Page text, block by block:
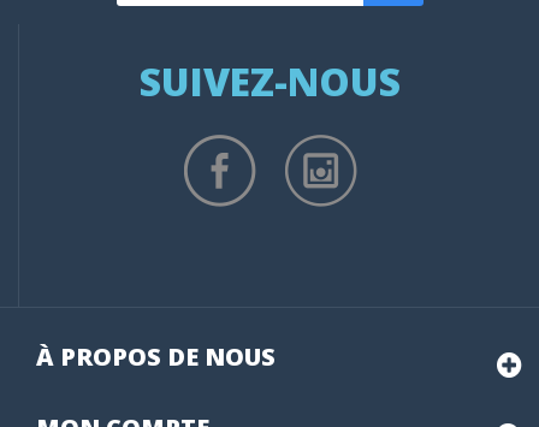
SUIVEZ-NOUS
À PROPOS DE NOUS